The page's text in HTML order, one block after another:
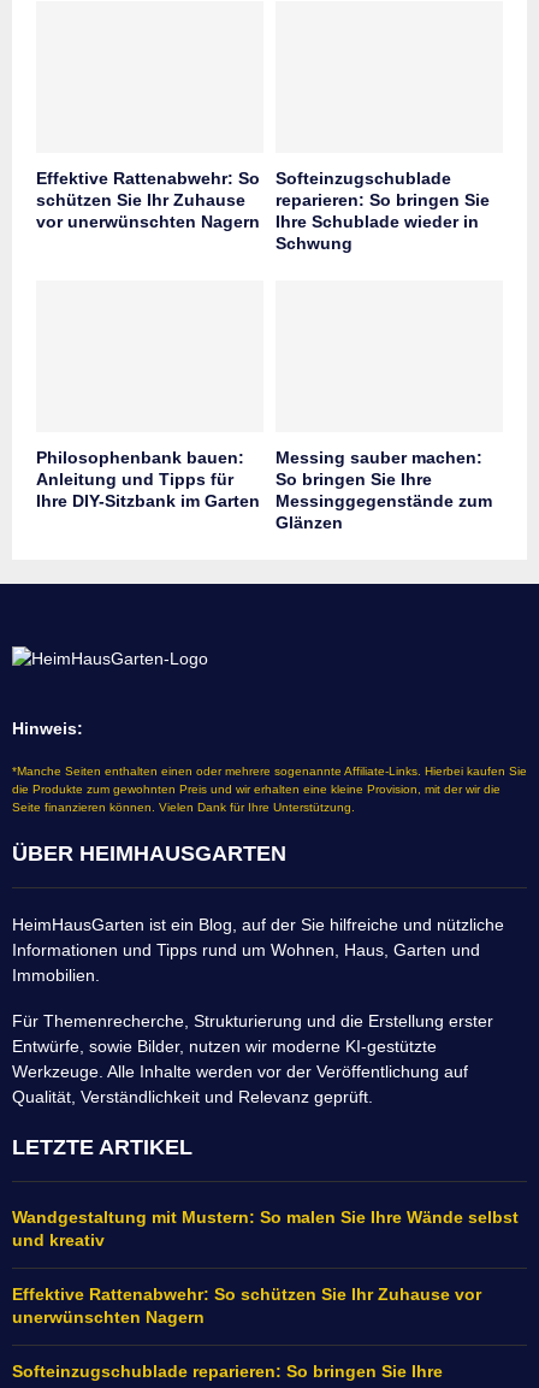
Effektive Rattenabwehr: So
schützen Sie Ihr Zuhause
vor unerwünschten Nagern
Softeinzugschublade
reparieren: So bringen Sie
Ihre Schublade wieder in
Schwung
Philosophenbank bauen:
Anleitung und Tipps für
Ihre DIY-Sitzbank im Garten
Messing sauber machen:
So bringen Sie Ihre
Messinggegenstände zum
Glänzen
Hinweis:
*Manche Seiten enthalten einen oder mehrere sogenannte Affiliate-Links. Hierbei kaufen Sie
die Produkte zum gewohnten Preis und wir erhalten eine kleine Provision, mit der wir die
Seite finanzieren können. Vielen Dank für Ihre Unterstützung.
ÜBER HEIMHAUSGARTEN
HeimHausGarten ist ein Blog, auf der Sie hilfreiche und nützliche
Informationen und Tipps rund um Wohnen, Haus, Garten und
Immobilien.
Für Themenrecherche, Strukturierung und die Erstellung erster
Entwürfe, sowie Bilder, nutzen wir moderne KI-gestützte
Werkzeuge. Alle Inhalte werden vor der Veröffentlichung auf
Qualität, Verständlichkeit und Relevanz geprüft.
LETZTE ARTIKEL
Wandgestaltung mit Mustern: So malen Sie Ihre Wände selbst
und kreativ
Effektive Rattenabwehr: So schützen Sie Ihr Zuhause vor
unerwünschten Nagern
Softeinzugschublade reparieren: So bringen Sie Ihre